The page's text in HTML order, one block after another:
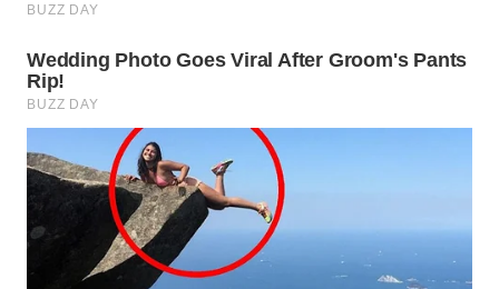
WN
INDRAMAYU
WN
KUNINGAN
MAJALENGKA